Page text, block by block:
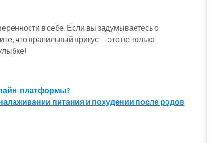
в себе. Если вы задумываетесь о
что правильный прикус — это не только
платформы?
питания и похудении после родов